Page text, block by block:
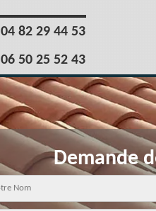
04 82 29 44 53
06 50 25 52 43
Demande